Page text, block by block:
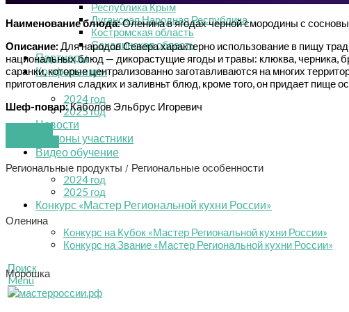
Республика Крым
Луганская Народная Республика
Костромская область
Сахалинская область
Партнеры
Конференции
2024 год
2025 год
Новости
Регионы участники
Видео обучение
2024 год
2025 год
Конкурс «Мастер Региональной кухни России»
Конкурс на Кубок «Мастер Региональной кухни России»
Конкурс на Звание «Мастер Региональной кухни России»
Поиск
Menu
Наименование блюда:Оленина в ягодах черной смородины с
Описание: Для народов Севера характерно использование в пищу
национальных блюд — дикорастущие ягоды и травы: клюква, черника,
саранки, которые централизованно заготавливаются на многих
приготовления сладких и заливньт блюд, кроме того, он придает пище
Шеф-повар:Каболов Эльбрус Игоревич
Региональные продукты / Региональные особенности
Оленина
Морошка